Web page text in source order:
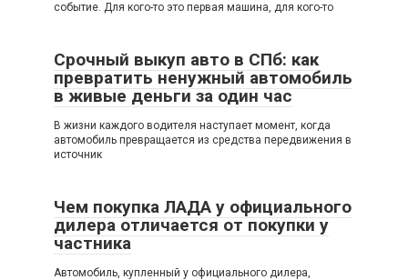
событие. Для кого-то это первая машина, для кого-то
Срочный выкуп авто в СПб: как
превратить ненужный автомобиль
в живые деньги за один час
В жизни каждого водителя наступает момент, когда
автомобиль превращается из средства передвижения в
источник
Чем покупка ЛАДА у официального
дилера отличается от покупки у
частника
Автомобиль, купленный у официального дилера,